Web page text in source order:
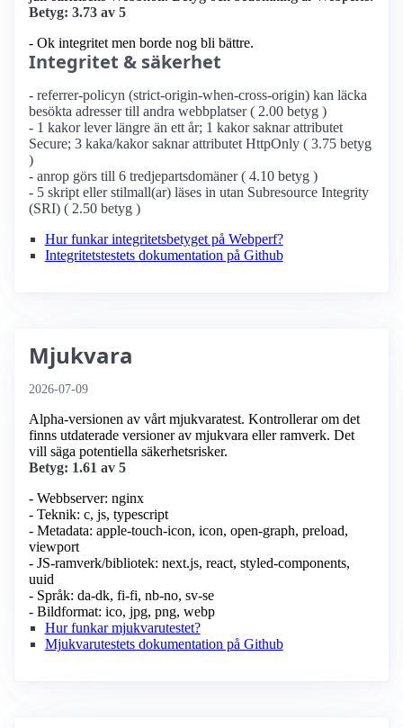
Betyg: 3.73 av 5
- Ok integritet men borde nog bli bättre.
Integritet & säkerhet
- referrer-policyn (strict-origin-when-cross-origin) kan läcka
besökta adresser till andra webbplatser ( 2.00 betyg )
- 1 kakor lever längre än ett år; 1 kakor saknar attributet
Secure; 3 kaka/kakor saknar attributet HttpOnly ( 3.75 betyg
)
- anrop görs till 6 tredjepartsdomäner ( 4.10 betyg )
- 5 skript eller stilmall(ar) läses in utan Subresource Integrity
(SRI) ( 2.50 betyg )
Hur funkar integritetsbetyget på Webperf?
Integritetstestets dokumentation på Github
Mjukvara
2026-07-09
Alpha-versionen av vårt mjukvaratest. Kontrollerar om det
finns utdaterade versioner av mjukvara eller ramverk. Det
vill säga potentiella säkerhetsrisker.
Betyg: 1.61 av 5
- Webbserver: nginx
- Teknik: c, js, typescript
- Metadata: apple-touch-icon, icon, open-graph, preload,
viewport
- JS-ramverk/bibliotek: next.js, react, styled-components,
uuid
- Språk: da-dk, fi-fi, nb-no, sv-se
- Bildformat: ico, jpg, png, webp
Hur funkar mjukvarutestet?
Mjukvarutestets dokumentation på Github